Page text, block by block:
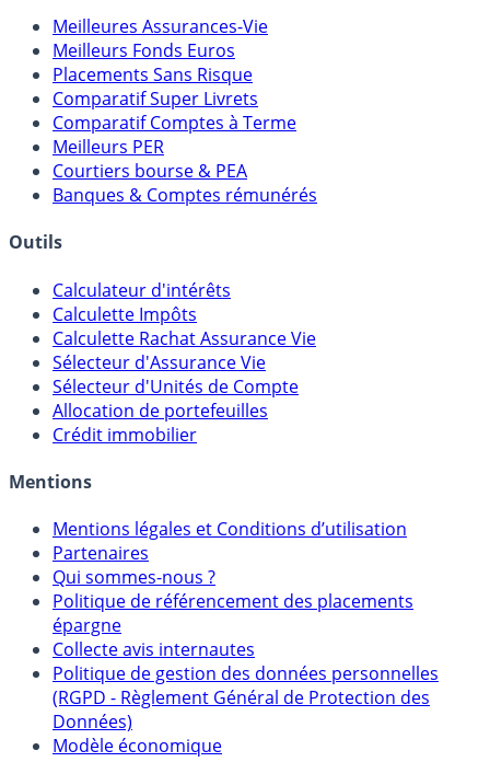
Meilleures Assurances-Vie
Meilleurs Fonds Euros
Placements Sans Risque
Comparatif Super Livrets
Comparatif Comptes à Terme
Meilleurs PER
Courtiers bourse & PEA
Banques & Comptes rémunérés
Outils
Calculateur d'intérêts
Calculette Impôts
Calculette Rachat Assurance Vie
Sélecteur d'Assurance Vie
Sélecteur d'Unités de Compte
Allocation de portefeuilles
Crédit immobilier
Mentions
Mentions légales et Conditions d’utilisation
Partenaires
Qui sommes-nous ?
Politique de référencement des placements
épargne
Collecte avis internautes
Politique de gestion des données personnelles
(RGPD - Règlement Général de Protection des
Données)
Modèle économique